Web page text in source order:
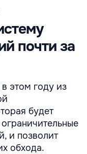
почти за
этом году из
будет
и позволит
обхода.